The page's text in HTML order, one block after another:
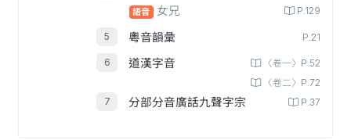
語音 女兄 P.129
粵音韻彙 P.21
道漢字音
〈卷一〉P.52
〈卷二〉P.72
分部分音廣話九聲字宗 P.37